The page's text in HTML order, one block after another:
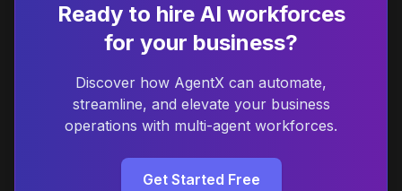
Ready to hire AI workforces
for your business?
Discover how AgentX can automate,
streamline, and elevate your business
operations with multi-agent workforces.
Get Started Free